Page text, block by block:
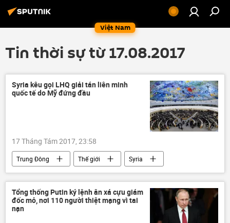
Việt Nam
Tin thời sự từ 17.08.2017
Syria kêu gọi LHQ giải tán liên minh
quốc tế do Mỹ đứng đầu
17 Tháng Tám 2017, 23:58
Trung Đông Thế giới Syria
Tổng thống Putin ký lệnh ân xá cựu giám
đốc mỏ, nơi 110 người thiệt mạng vì tai
nạn